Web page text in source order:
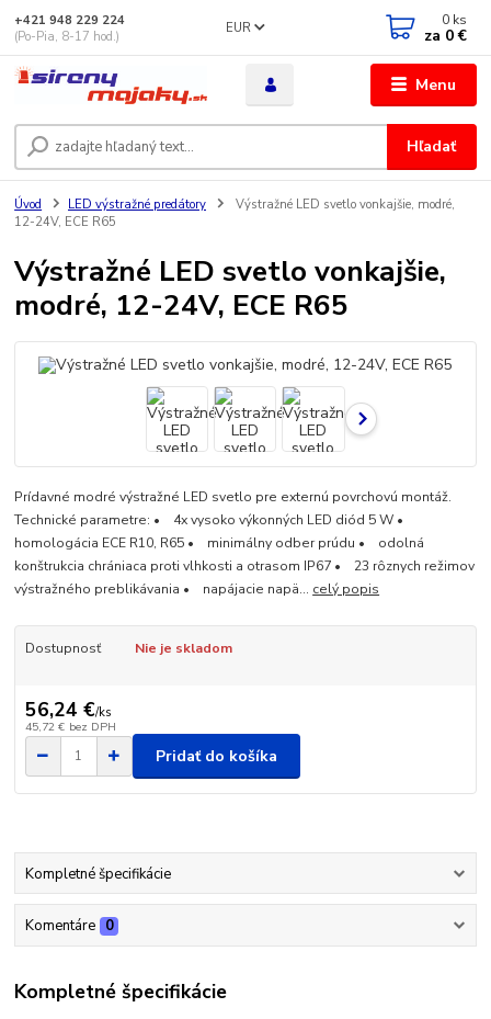
Menu
EUR
Hľadať
+421 948 229 224
(Po-Pia, 8-17 hod.)
0 ks
za 0 €
Úvod LED výstražné predátory
Výstražné LED svetlo vonkajšie, modré,
12-24V, ECE R65
Výstražné LED svetlo vonkajšie,
modré, 12-24V, ECE R65
Prídavné modré výstražné LED svetlo pre externú povrchovú montáž.
Technické parametre: • 4x vysoko výkonných LED diód 5 W •
homologácia ECE R10, R65 • minimálny odber prúdu • odolná
konštrukcia chrániaca proti vlhkosti a otrasom IP67 • 23 rôznych režimov
výstražného preblikávania • napájacie napä... celý popis
Dostupnosť Nie je skladom
56,24 €/ks
45,72 € bez DPH
Pridať do košíka
Kompletné špecifikácie
Komentáre 0
Kompletné špecifikácie